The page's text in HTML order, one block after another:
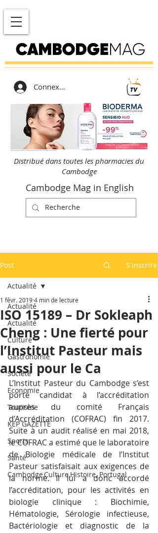
Connexion
Distribué dans toutes les pharmacies du
Cambodge
Cambodge Mag in English
Post S'inscrire
Actualité
Actualité
Culture
Gastronomie
Société
Economie
Tourisme
KEP GAZETTE
Sports
Santé
Cambodge,Culture,Histoire, Portugal
Actualité
ISO 15189 – Dr Sokleaph
Cheng : Une fierté pour
l’Institut Pasteur mais
aussi pour le Ca
1 févr. 20194 min de lecture
L’Institut Pasteur du Cambodge s’est
porté candidat à l’accréditation
auprès du comité Français
d’Accréditation (COFRAC) fin 2017.
Suite à un audit réalisé en mai 2018,
le COFRAC a estimé que le laboratoire
de Biologie médicale de l’Institut
Pasteur satisfaisait aux exigences de
la norme. Il lui a donc accordé
l’accréditation, pour les activités en
biologie clinique : Biochimie,
Hématologie, Sérologie infectieuse,
Bactériologie et diagnostic de la